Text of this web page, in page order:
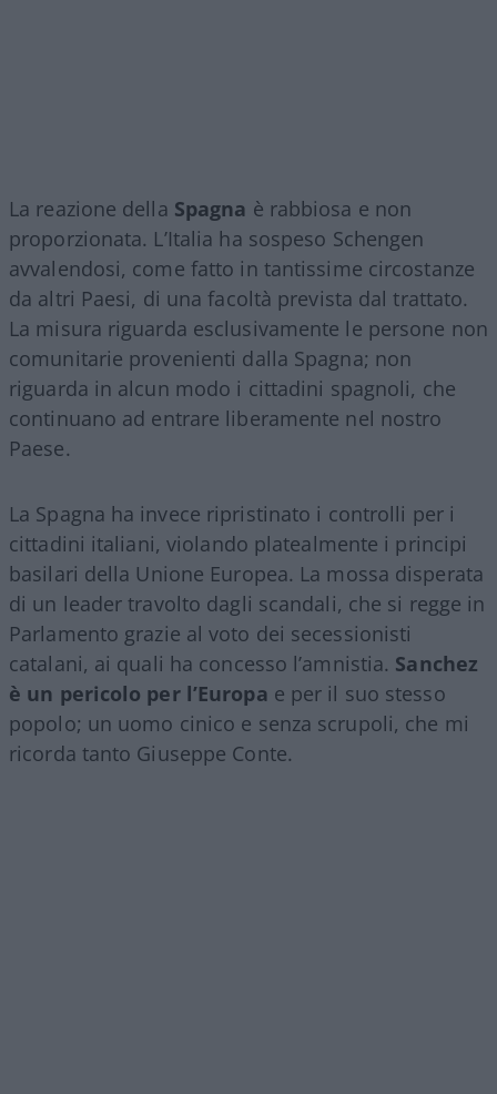
La reazione della Spagna è rabbiosa e non
proporzionata. L’Italia ha sospeso Schengen
avvalendosi, come fatto in tantissime circostanze
da altri Paesi, di una facoltà prevista dal trattato.
La misura riguarda esclusivamente le persone non
comunitarie provenienti dalla Spagna; non
riguarda in alcun modo i cittadini spagnoli, che
continuano ad entrare liberamente nel nostro
Paese.
La Spagna ha invece ripristinato i controlli per i
cittadini italiani, violando platealmente i principi
basilari della Unione Europea. La mossa disperata
di un leader travolto dagli scandali, che si regge in
Parlamento grazie al voto dei secessionisti
catalani, ai quali ha concesso l’amnistia. Sanchez
è un pericolo per l’Europa e per il suo stesso
popolo; un uomo cinico e senza scrupoli, che mi
ricorda tanto Giuseppe Conte.